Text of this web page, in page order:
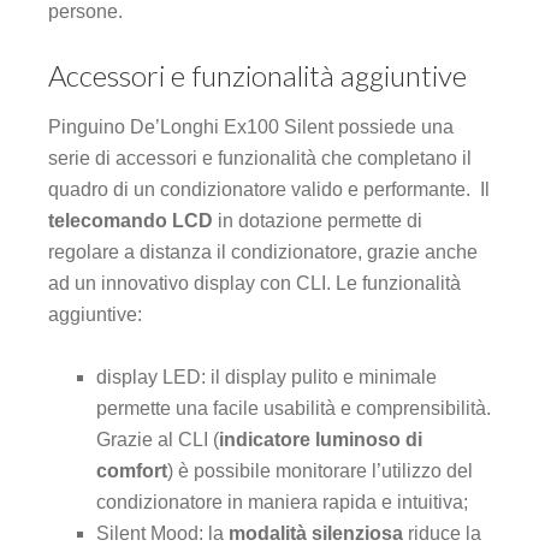
persone.
Accessori e funzionalità aggiuntive
Pinguino De’Longhi Ex100 Silent possiede una
serie di accessori e funzionalità che completano il
quadro di un condizionatore valido e performante. Il
telecomando LCD in dotazione permette di
regolare a distanza il condizionatore, grazie anche
ad un innovativo display con CLI. Le funzionalità
aggiuntive:
display LED: il display pulito e minimale
permette una facile usabilità e comprensibilità.
Grazie al CLI (indicatore luminoso di
comfort) è possibile monitorare l’utilizzo del
condizionatore in maniera rapida e intuitiva;
Silent Mood: la modalità silenziosa riduce la